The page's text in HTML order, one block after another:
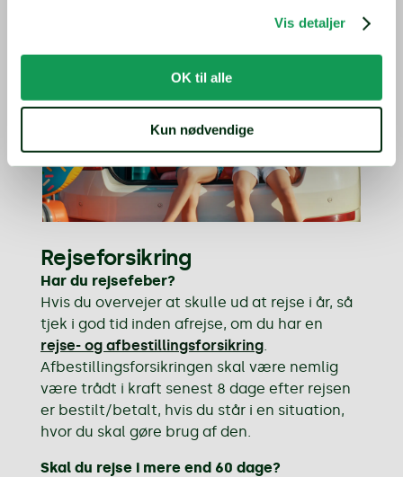
Vis detaljer
OK til alle
Kun nødvendige
Rejseforsikring
Har du rejsefeber?
Hvis du overvejer at skulle ud at rejse i år, så
tjek i god tid inden afrejse, om du har en
rejse- og afbestillingsforsikring.
Afbestillingsforsikringen skal være nemlig
være trådt i kraft senest 8 dage efter rejsen
er bestilt/betalt, hvis du står i en situation,
hvor du skal gøre brug af den.
Skal du rejse i mere end 60 dage?